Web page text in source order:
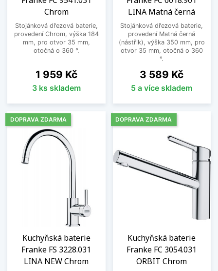
Montují se přímo na kuchyňskou linku nebo do
dřezu. Součástí každé baterie je kompletní
příslušenství k montáži a není třeba dokupovat
jiné komponenty.
Stojánkové baterie dřezové do každé
kuchyně
dává jí ráz. V nabídce máme především
stojánkové baterie s praktickým pákovým
ovládáním.
Precizní zpracování jsou zárukou dlouhé
životnosti!
Nedělejte kompromisy a pořiďte si takovou
baterii, která ve vaší rodině vydrží několik
Zobrazit méně
Chrom
Stojánková dřezová baterie,
provedení Chrom, výška 184
mm, pro otvor 35 mm,
otočná o 360 °.
Cena
1 959 Kč
3 ks skladem
LINA Matná černá
Stojánková dřezová baterie,
provedení Matná černá
(nástřik), výška 350 mm, pro
otvor 35 mm, otočná o 360
°.
Cena
3 589 Kč
5 a více skladem
Kuchyňská baterie
Franke FS 3228.031
LINA NEW Chrom
DOPRAVA ZDARMA
Kuchyňská baterie
Franke FC 3054.031
ORBIT Chrom
DOPRAVA ZDARMA